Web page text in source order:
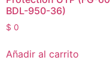
BDL-950-36)
$ 0
Añadir al carrito